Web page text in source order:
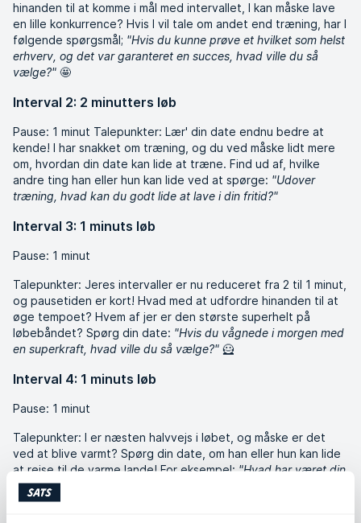
hinanden til at komme i mål med intervallet, I kan måske lave
en lille konkurrence? Hvis I vil tale om andet end træning, har I
følgende spørgsmål; "Hvis du kunne prøve et hvilket som helst
erhverv, og det var garanteret en succes, hvad ville du så
vælge?" 🤩
Interval 2: 2 minutters løb
Pause: 1 minut Talepunkter: Lær' din date endnu bedre at
kende! I har snakket om træning, og du ved måske lidt mere
om, hvordan din date kan lide at træne. Find ud af, hvilke
andre ting han eller hun kan lide ved at spørge: "Udover
træning, hvad kan du godt lide at lave i din fritid?"
Interval 3: 1 minuts løb
Pause: 1 minut
Talepunkter: Jeres intervaller er nu reduceret fra 2 til 1 minut,
og pausetiden er kort! Hvad med at udfordre hinanden til at
øge tempoet? Hvem af jer er den største superhelt på
løbebåndet? Spørg din date: "Hvis du vågnede i morgen med
en superkraft, hvad ville du så vælge?" 🦸
Interval 4: 1 minuts løb
Pause: 1 minut
Talepunkter: I er næsten halvvejs i løbet, og måske er det
ved at blive varmt? Spørg din date, om han eller hun kan lide
at rejse til de varme lande! For eksempel:"Hvad har været din
bedste ferie nogensinde"